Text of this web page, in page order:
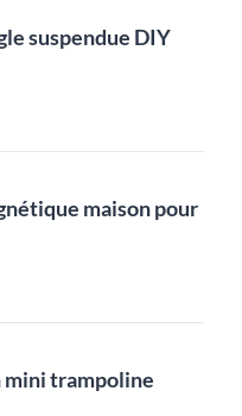
suspendue DIY
maison pour
mini trampoline